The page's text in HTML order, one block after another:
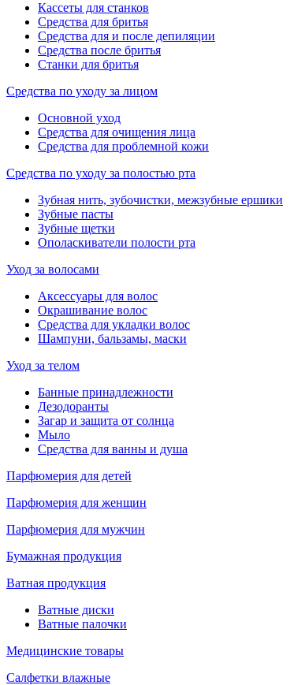
Кассеты для станков
Средства для бритья
Средства для и после депиляции
Средства после бритья
Станки для бритья
Средства по уходу за лицом
Основной уход
Средства для очищения лица
Средства для проблемной кожи
Средства по уходу за полостью рта
Зубная нить, зубочистки, межзубные ершики
Зубные пасты
Зубные щетки
Ополаскиватели полости рта
Уход за волосами
Аксессуары для волос
Окрашивание волос
Средства для укладки волос
Шампуни, бальзамы, маски
Уход за телом
Банные принадлежности
Дезодоранты
Загар и защита от солнца
Мыло
Средства для ванны и душа
Парфюмерия для детей
Парфюмерия для женщин
Парфюмерия для мужчин
Бумажная продукция
Ватная продукция
Ватные диски
Ватные палочки
Медицинские товары
Салфетки влажные